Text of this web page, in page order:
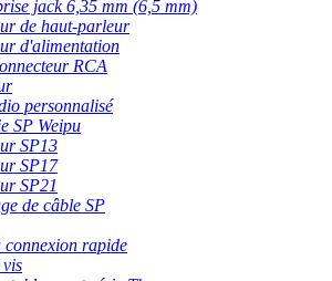
jack 6,35 mm (6,5 mm)
de haut-parleur
d'alimentation
RCA
personnalisé
SP Weipu
SP13
SP17
SP21
de câble SP
connexion rapide